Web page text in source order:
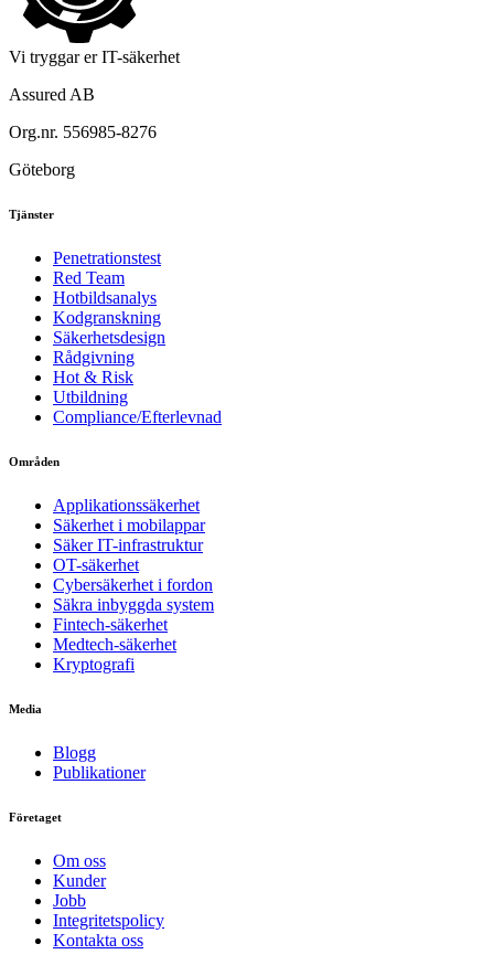
Vi tryggar er IT-säkerhet
Assured AB
Org.nr. 556985-8276
Göteborg
Tjänster
Penetrationstest
Red Team
Hotbildsanalys
Kodgranskning
Säkerhetsdesign
Rådgivning
Hot & Risk
Utbildning
Compliance/Efterlevnad
Områden
Applikationssäkerhet
Säkerhet i mobilappar
Säker IT-infrastruktur
OT-säkerhet
Cybersäkerhet i fordon
Säkra inbyggda system
Fintech-säkerhet
Medtech-säkerhet
Kryptografi
Media
Blogg
Publikationer
Företaget
Om oss
Kunder
Jobb
Integritetspolicy
Kontakta oss